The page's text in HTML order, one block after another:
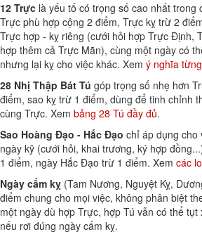
12 Trực là yếu tố có trọng số cao nhất trong
Trực phù hợp cộng 2 điểm, Trực kỵ trừ 2
Trực hợp - kỵ riêng (cưới hỏi hợp Trực Định,
hợp thêm cả Trực Mãn), cùng một ngày có
nhưng lại kỵ cho việc khác. Xem ý nghĩa
28 Nhị Thập Bát Tú góp trọng số nhẹ hơn
điểm, sao kỵ trừ 1 điểm, dùng để tinh chỉnh
cùng Trực. Xem bảng 28 Tú đầy đủ.
Sao Hoàng Đạo - Hắc Đạo chỉ áp dụng cho
ngày kỹ (cưới hỏi, khai trương, ký hợp
1 điểm, ngày Hắc Đạo trừ 1 điểm. Xem các
Ngày cấm kỵ (Tam Nương, Nguyệt Kỵ,
điểm chung cho mọi việc, không phân biệt
một ngày dù hợp Trực, hợp Tú vẫn có thể
nếu rơi đúng ngày cấm kỵ.